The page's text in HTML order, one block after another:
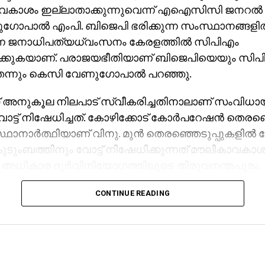
ഇല്ലാതാക്കുന്നുവെന്ന് എഐസിസി ജനറല്‍
എംപി. ബിജെപി ഭരിക്കുന്ന
ജനാധിപത്യധ്വംസനം കേരളത്തില്‍ സിപിഎം
പരാജയഭീതിയാണ് ബിജെപിയെയും
കെസി വേണുഗോപാല്‍ പറഞ്ഞു.
നിലപാട് സ്വീകരിച്ചതിനാലാണ്
നിഷേധിച്ചത്. കോഴിക്കോട് കോര്‍പറേഷന്‍
വിനു. മുന്‍ തെരഞ്ഞെടുപ്പുകളില്‍
വോട്ട് നിഷേധിക്കുന്നത്
മുട്ടട വാര്‍ഡില്‍ യുഡിഎഫിന് വേണ്ടി
വരുത്തിതീര്‍ത്ത് അവരുടെ
പ്രഹരം നല്‍കി നടത്തിയ നിരീക്ഷണം
മൂല്യങ്ങള്‍
ഹൈക്കോടതി ഇതിലൂടെ നല്‍കിയതെന്നും കെസി
CONTINUE READING